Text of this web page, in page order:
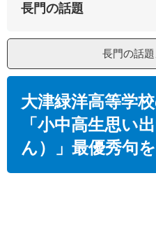
長門の話題
長門の話
大津緑洋高等学
「小中高生思い
ん）」最優秀句